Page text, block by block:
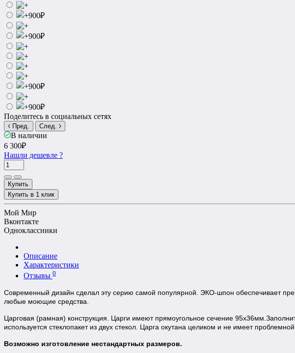
Поделитесь в социальных сетях
Пред. След.
В наличии
6 300₽
Нашли дешевле ?
Купить
Купить в 1 клик
Мой Мир
Вконтакте
Одноклассники
Описание
Характеристики
Отзывы 0
Современный дизайн сделал эту серию самой популярной. ЭКО-шпон обеспечивает
любые моющие средства.
Царговая (рамная) конструкция. Царги имеют прямоугольное сечение
используется стеклопакет из двух стекол. Царга окутана целиком и не имеет
Возможно изготовление нестандартных размеров.